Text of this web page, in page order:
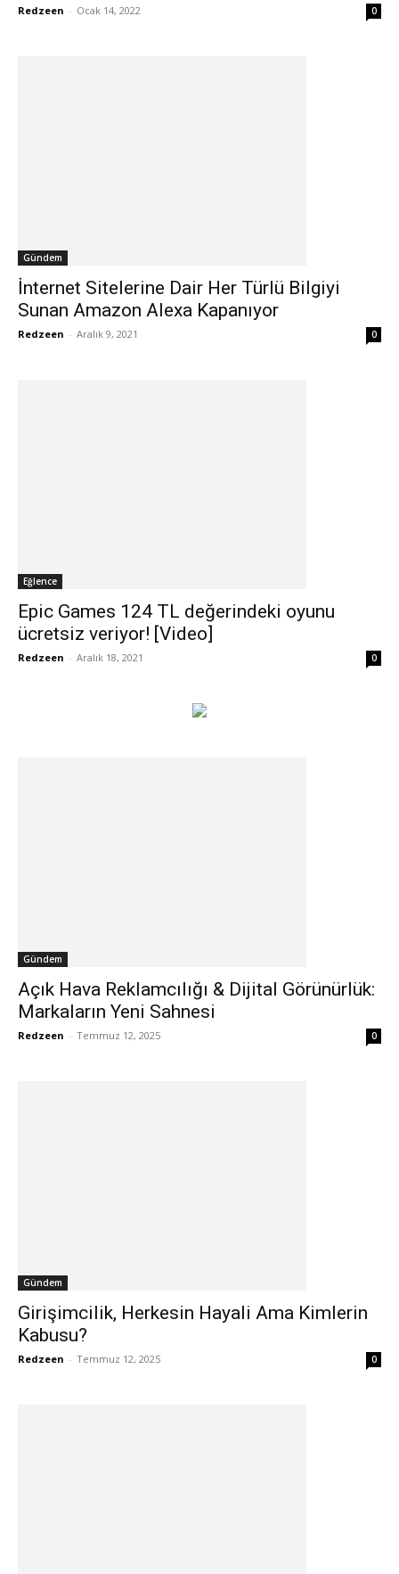
Redzeen - Ocak 14, 2022 0
Gündem
İnternet Sitelerine Dair Her Türlü Bilgiyi
Sunan Amazon Alexa Kapanıyor
Redzeen - Aralık 9, 2021 0
Eğlence
Epic Games 124 TL değerindeki oyunu
ücretsiz veriyor! [Video]
Redzeen - Aralık 18, 2021 0
Gündem
Açık Hava Reklamcılığı & Dijital Görünürlük:
Markaların Yeni Sahnesi
Redzeen - Temmuz 12, 2025 0
Gündem
Girişimcilik, Herkesin Hayali Ama Kimlerin
Kabusu?
Redzeen - Temmuz 12, 2025 0